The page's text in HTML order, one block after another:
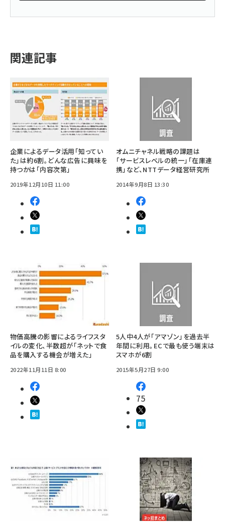
関連記事
企業によるデータ活用「知ってい
た」は約6割。どんな広告に興味を
持つかは「内容次第」
2019年12月10日 11:00
オムニチャネル戦略の課題は
「サービスレベルの統一」「在庫連
携」など、NTTデータ経営研究所
2014年9月8日 13:30
物価高騰の影響によるライフスタ
イルの変化、半数超が「ネットで食
品を購入する機会が増えた」
2022年11月11日 8:00
5人中4人が「アマゾン」を過去半
年間に利用。ECで最も使う端末は
スマホが6割
2015年5月27日 9:00
75